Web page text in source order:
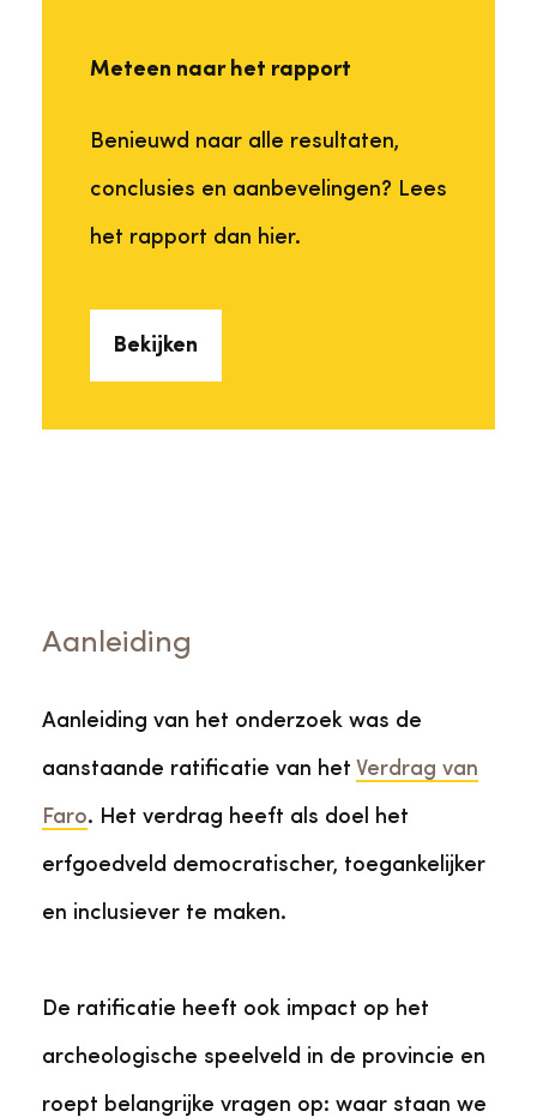
Meteen naar het rapport
Benieuwd naar alle resultaten,
conclusies en aanbevelingen? Lees
het rapport dan hier.
Bekijken
Aanleiding
Aanleiding van het onderzoek was de
aanstaande ratificatie van het Verdrag van
Faro. Het verdrag heeft als doel het
erfgoedveld democratischer, toegankelijker
en inclusiever te maken.
De ratificatie heeft ook impact op het
archeologische speelveld in de provincie en
roept belangrijke vragen op: waar staan we